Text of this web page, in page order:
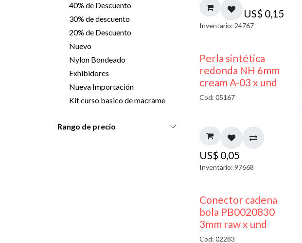
40% de Descuento
30% de descuento
20% de Descuento
Nuevo
Nylon Bondeado
Exhibidores
Nueva Importación
Kit curso basico de macrame
Rango de precio
US$ 0,15
Inventario: 24767
Perla sintética
redonda NH 6mm
cream A-03 x und
Cod: 05167
US$ 0,05
Inventario: 97668
Conector cadena
bola PB0020830
3mm raw x und
Cod: 02283